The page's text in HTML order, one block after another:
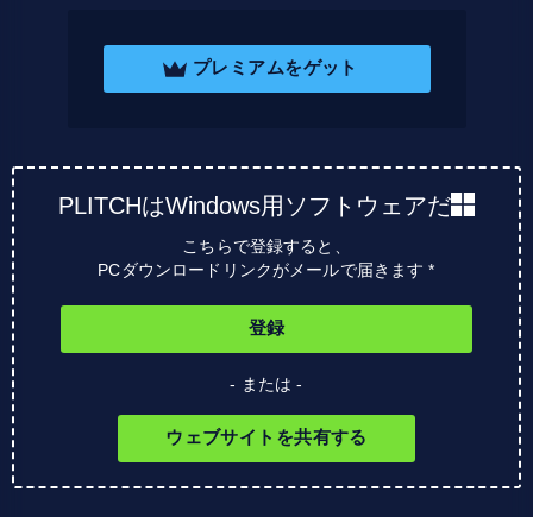
プレミアムをゲット
PLITCHはWindows用ソフトウェアだ
こちらで登録すると、
PCダウンロードリンクがメールで届きます *
登録
- または -
ウェブサイトを共有する